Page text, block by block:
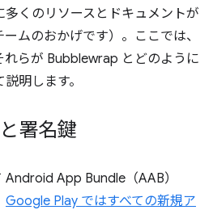
くのリソースとドキュメントが
ムのおかげです）。ここでは、
れらが Bubblewrap とどのように
明します。
署名鍵
App Bundle（AAB）
Google Play ではすべての新規ア